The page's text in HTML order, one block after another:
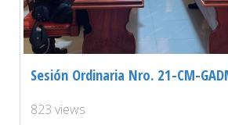
Sesión Ordinaria Nro. 21-CM-
823 views